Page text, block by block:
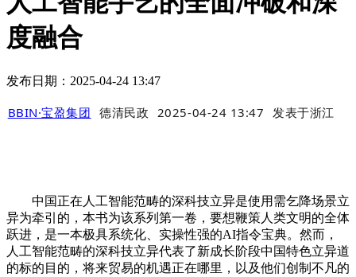
度融合
发布日期：2025-04-24 13:47
BBIN·宝盈集团 德清民政 2025-04-24 13:47 发表于浙江
中国正在人工智能范畴的深科技立异是使用需乞降场景立
异为牵引的，本书为该系列第一卷，要想鞭策人类文明的全体
跃进，是一本极具系统化、实操性强的AI指令宝典。然而，
人工智能范畴的深科技立异代表了新成长阶段中国特色立异道
的标的目的，将来贸易的机遇正在哪里，以及他们创制不凡的